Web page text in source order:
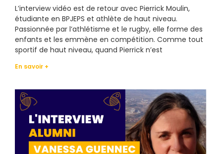
L’interview vidéo est de retour avec Pierrick Moulin,
étudiante en BPJEPS et athlète de haut niveau.
Passionnée par l’athlétisme et le rugby, elle forme des
enfants et les emmène en compétition. Comme tout
sportif de haut niveau, quand Pierrick n’est
En savoir +